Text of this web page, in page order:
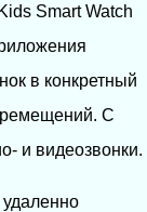
Smart Watch
в конкретный
С
и видеозвонки.